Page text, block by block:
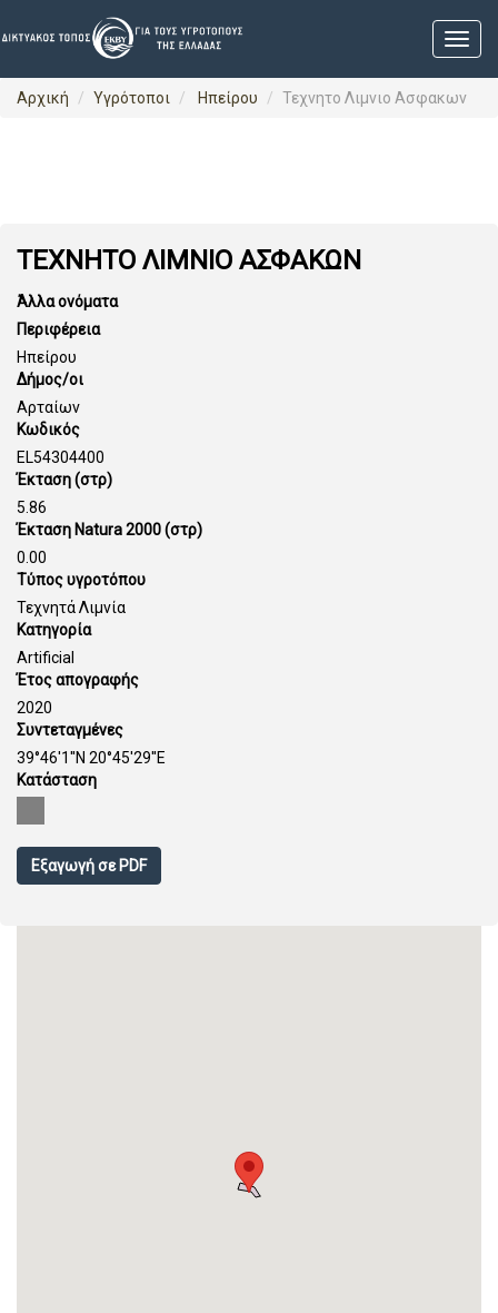
Αρχική Υγρότοποι Ηπείρου Τεχνητο Λιμνιο Ασφακων
ΤΕΧΝΗΤΟ ΛΙΜΝΙΟ ΑΣΦΑΚΩΝ
Άλλα ονόματα
Περιφέρεια
Ηπείρου
Δήμος/οι
Αρταίων
Κωδικός
EL54304400
Έκταση (στρ)
5.86
Έκταση Natura 2000 (στρ)
0.00
Τύπος υγροτόπου
Τεχνητά Λιμνία
Κατηγορία
Artificial
Έτος απογραφής
2020
Συντεταγμένες
39°46'1''N 20°45'29''E
Κατάσταση
Εξαγωγή σε PDF